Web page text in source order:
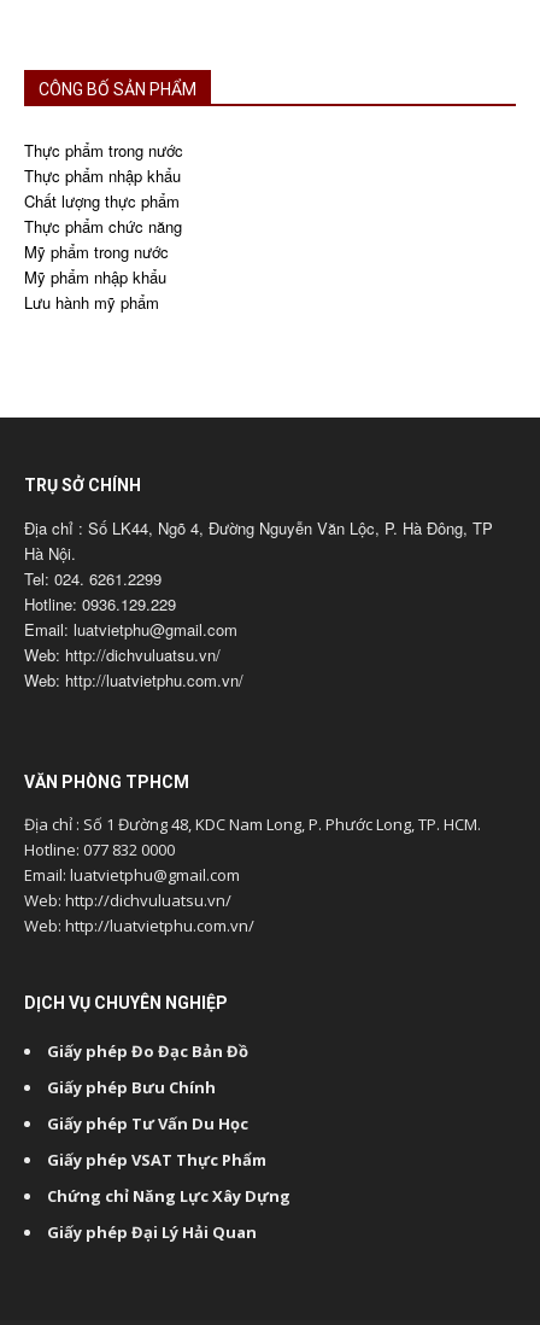
CÔNG BỐ SẢN PHẨM
Thực phẩm trong nước
Thực phẩm nhập khẩu
Chất lượng thực phẩm
Thực phẩm chức năng
Mỹ phẩm trong nước
Mỹ phẩm nhập khẩu
Lưu hành mỹ phẩm
TRỤ SỞ CHÍNH
Địa chỉ : Số LK44, Ngõ 4, Đường Nguyễn Văn Lộc, P. Hà Đông, TP
Hà Nội.
Tel: 024. 6261.2299
Hotline: 0936.129.229
Email: luatvietphu@gmail.com
Web: http://dichvuluatsu.vn/
Web: http://luatvietphu.com.vn/
VĂN PHÒNG TPHCM
Địa chỉ : Số 1 Đường 48, KDC Nam Long, P. Phước Long, TP. HCM.
Hotline: 077 832 0000
Email: luatvietphu@gmail.com
Web: http://dichvuluatsu.vn/
Web: http://luatvietphu.com.vn/
DỊCH VỤ CHUYÊN NGHIỆP
Giấy phép Đo Đạc Bản Đồ
Giấy phép Bưu Chính
Giấy phép Tư Vấn Du Học
Giấy phép VSAT Thực Phẩm
Chứng chỉ Năng Lực Xây Dựng
Giấy phép Đại Lý Hải Quan